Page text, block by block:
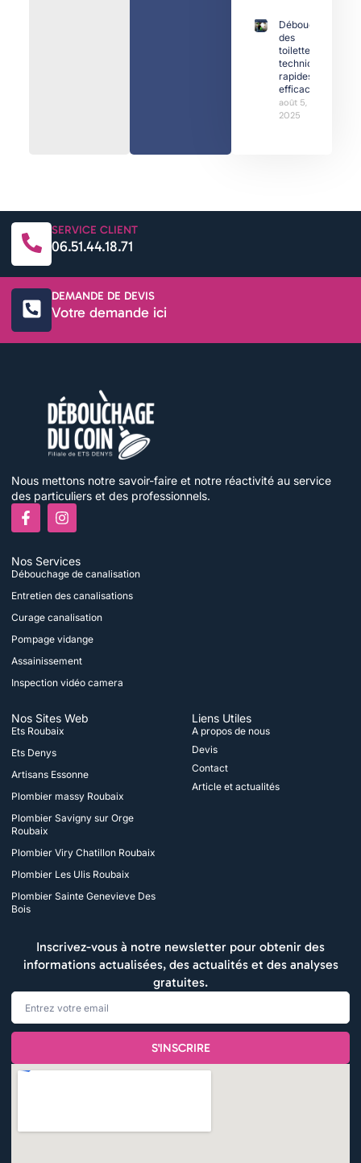
Déboucher
des
toilettes :
techniques
rapides et
efficaces
août 5,
2025
SERVICE CLIENT
06.51.44.18.71
DEMANDE DE DEVIS
Votre demande ici
Nous mettons notre savoir-faire et notre réactivité au service
des particuliers et des professionnels.
F
a
b
o
o
-
f
I
n
t
a
g
r
m
Nos Services
Débouchage de canalisation
Entretien des canalisations
Curage canalisation
Pompage vidange
Assainissement
Inspection vidéo camera
Nos Sites Web
Ets Roubaix
Ets Denys
Artisans Essonne
Plombier massy Roubaix
Plombier Savigny sur Orge
Roubaix
Plombier Viry Chatillon Roubaix
Plombier Les Ulis Roubaix
Plombier Sainte Genevieve Des
Bois
Liens Utiles
A propos de nous
Devis
Contact
Article et actualités
Inscrivez-vous à notre newsletter pour obtenir des
informations actualisées, des actualités et des analyses
gratuites.
Email
S'INSCRIRE